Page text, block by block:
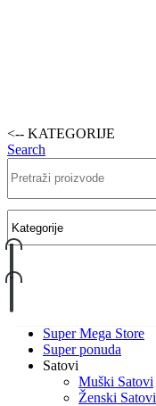
<-- KATEGORIJE
Search
Super Mega Store
Super ponuda
Satovi
Muški Satovi
Ženski Satovi